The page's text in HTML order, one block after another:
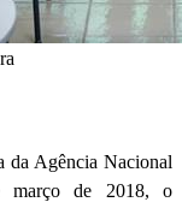
da Agência Nacional
março de 2018, o